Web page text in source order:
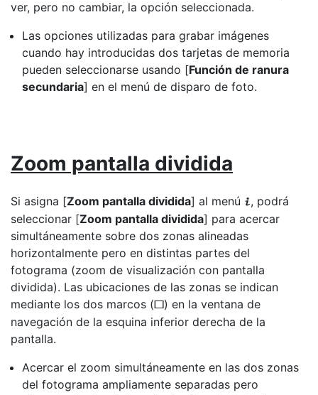
ver, pero no cambiar, la opción seleccionada.
Las opciones utilizadas para grabar imágenes
cuando hay introducidas dos tarjetas de memoria
pueden seleccionarse usando [Función de ranura
secundaria] en el menú de disparo de foto.
Zoom pantalla dividida
Si asigna [Zoom pantalla dividida] al menú i, podrá
seleccionar [Zoom pantalla dividida] para acercar
simultáneamente sobre dos zonas alineadas
horizontalmente pero en distintas partes del
fotograma (zoom de visualización con pantalla
dividida). Las ubicaciones de las zonas se indican
mediante los dos marcos (r) en la ventana de
navegación de la esquina inferior derecha de la
pantalla.
Acercar el zoom simultáneamente en las dos zonas
del fotograma ampliamente separadas pero